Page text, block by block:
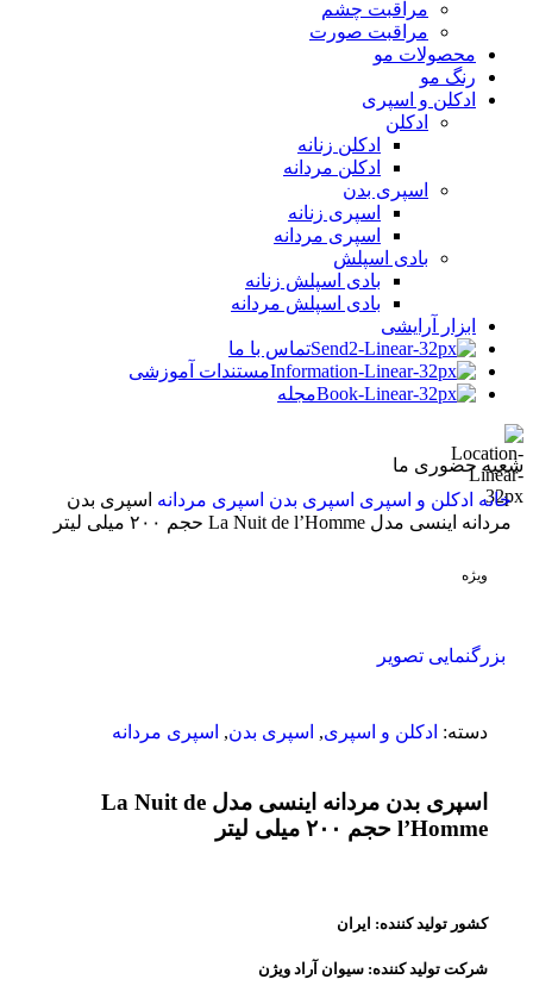
مراقبت چشم
مراقبت صورت
محصولات مو
رنگ مو
ادکلن و اسپری
ادکلن
ادکلن زنانه
ادکلن مردانه
اسپری بدن
اسپری زنانه
اسپری مردانه
بادی اسپلش
بادی اسپلش زنانه
بادی اسپلش مردانه
ابزار آرایشی
تماس با ما
مستندات آموزشی
مجله
شعبه حضوری ما
خانه ادکلن و اسپری اسپری بدن اسپری مردانه اسپری بدن
مردانه اینسی مدل La Nuit de l’Homme حجم ۲۰۰ میلی لیتر
ویژه
بزرگنمایی تصویر
دسته: ادکلن و اسپری, اسپری بدن, اسپری مردانه
اسپری بدن مردانه اینسی مدل La Nuit de
l’Homme حجم ۲۰۰ میلی لیتر
کشور تولید کننده: ایران
شرکت تولید کننده: سیوان آراد ویژن